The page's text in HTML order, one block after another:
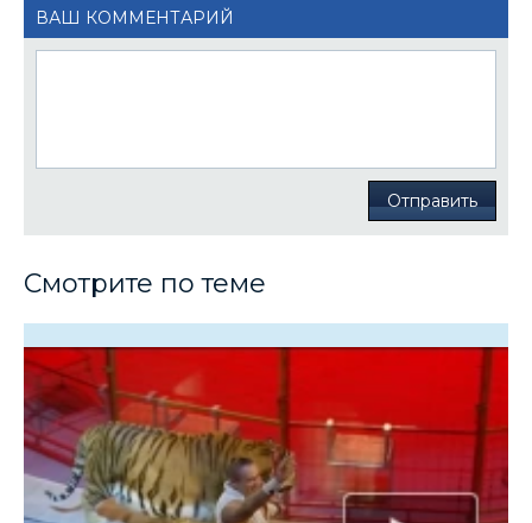
ВАШ КОММЕНТАРИЙ
Отправить
Смотрите по теме